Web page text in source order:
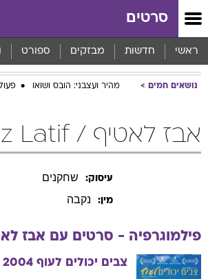
סרטים
ראשי חדשות מבזקים ספורט
נושאים חמים מהיר ועצבני: הובס ושואו
אבז לאטיף / Avaz Latif
עיסוק: שחקנים
מין: נקבה
פילמוגרפיה - סרטים עם אבז
צבים יכולים לעוף 2004